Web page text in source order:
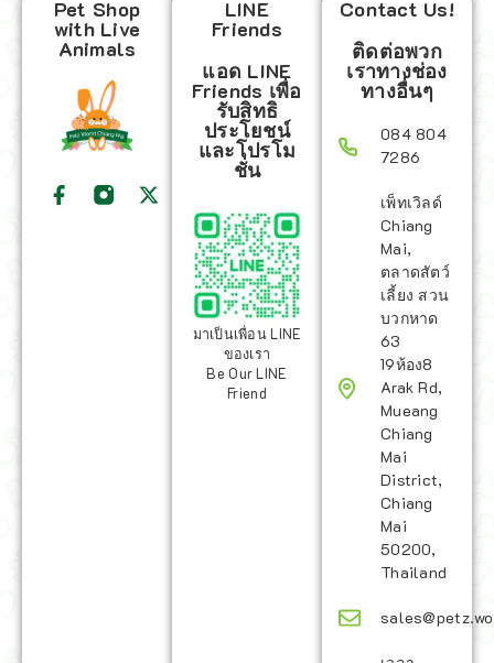
Pet Shop
with Live
Animals
LINE
Friends
แอด LINE
Friends เพื่อ
รับสิทธิ
ประโยชน์
และโปรโม
ชั่น
มาเป็นเพื่อน LINE
ของเรา
Be Our LINE
Friend
Contact Us!
ติดต่อพวก
เราทางช่อง
ทางอื่นๆ
084 804
7286
เพ็ทเวิลด์
Chiang
Mai,
ตลาดสัตว์
เลี้ยง สวน
บวกหาด
63
19ห้อง8
Arak Rd,
Mueang
Chiang
Mai
District,
Chiang
Mai
50200,
Thailand